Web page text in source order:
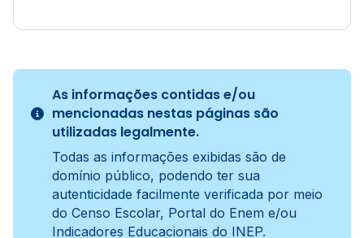
As informações contidas e/ou
mencionadas nestas páginas são
utilizadas legalmente.
Todas as informações exibidas são de
domínio público, podendo ter sua
autenticidade facilmente verificada por meio
do Censo Escolar, Portal do Enem e/ou
Indicadores Educacionais do INEP.